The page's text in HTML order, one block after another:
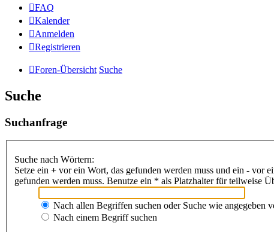
FAQ
Kalender
Anmelden
Registrieren
Foren-Übersicht Suche
Suche
Suchanfrage
Suche nach Wörtern:
Setze ein + vor ein Wort, das gefunden werden muss und ein - vor
gefunden werden muss. Benutze ein * als Platzhalter für teilweise
Nach allen Begriffen suchen oder Suche wie angegeben
Nach einem Begriff suchen